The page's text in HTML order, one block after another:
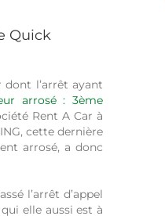
Quick
dont l’arrêt ayant
arrosé : 3ème
Rent A Car à
cette dernière
arrosé, a donc
l’arrêt d’appel
elle aussi est à